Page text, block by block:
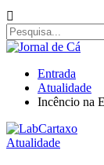
Entrada
Atualidade
Incêncio na
Atualidade